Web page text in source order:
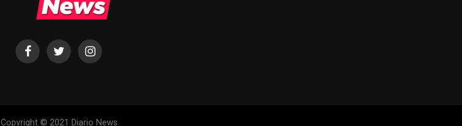
Copyright © 2021 Diario News